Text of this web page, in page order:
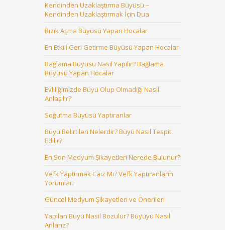
Kendinden Uzaklaştırma Büyüsü –
Kendinden Uzaklaştırmak İçin Dua
Rızık Açma Büyüsü Yapan Hocalar
En Etkili Geri Getirme Büyüsü Yapan Hocalar
Bağlama Büyüsü Nasıl Yapılır? Bağlama
Büyüsü Yapan Hocalar
Evliliğimizde Büyü Olup Olmadığı Nasıl
Anlaşılır?
Soğutma Büyüsü Yaptıranlar
Büyü Belirtileri Nelerdir? Büyü Nasıl Tespit
Edilir?
En Son Medyum Şikayetleri Nerede Bulunur?
Vefk Yaptırmak Caiz Mi? Vefk Yaptıranların
Yorumları
Güncel Medyum Şikayetleri ve Önerileri
Yapılan Büyü Nasıl Bozulur? Büyüyü Nasıl
Anlarız?